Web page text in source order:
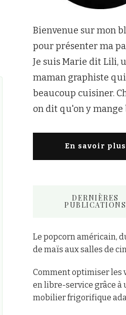
Bienvenue sur mon
pour présenter ma
Je suis Marie dit Lili,
maman graphiste
beaucoup cuisiner.
on dit qu'on y mange
En savoir plus
DERNIÈRES
PUBLICATIONS
Le popcorn américain,
de maïs aux salles de
Comment optimiser les
en libre-service grâce à
mobilier frigorifique